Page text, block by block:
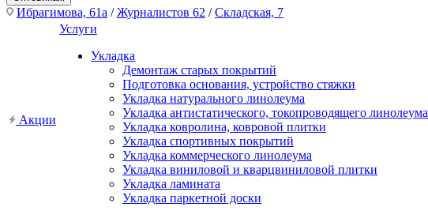
Ибрагимова, 61а /Журналистов 62 /Складская, 7
Акции
Услуги
Укладка
Демонтаж старых покрытий
Подготовка основания, устройство стяжки
Укладка натурального линолеума
Укладка антистатического, токопроводящего линолеума
Укладка ковролина, ковровой плитки
Укладка спортивных покрытий
Укладка коммерческого линолеума
Укладка виниловой и кварцвиниловой плитки
Укладка ламината
Укладка паркетной доски